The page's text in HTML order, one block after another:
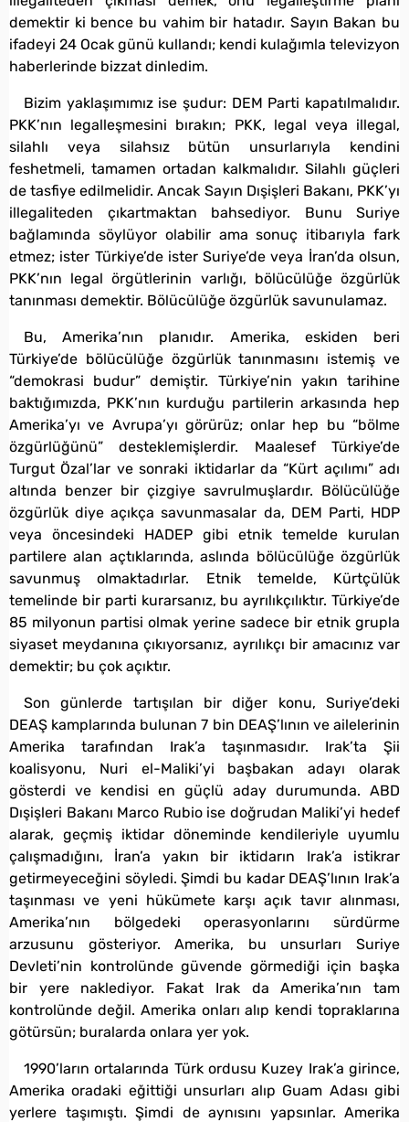
demektir ki bence bu vahim bir hatadır. Sayın Bakan bu
ifadeyi 24 Ocak günü kullandı; kendi kulağımla televizyon
haberlerinde bizzat dinledim.
Bizim yaklaşımımız ise şudur: DEM Parti kapatılmalıdır.
PKK’nın legalleşmesini bırakın; PKK, legal veya illegal,
silahlı veya silahsız bütün unsurlarıyla kendini
feshetmeli, tamamen ortadan kalkmalıdır. Silahlı güçleri
de tasfiye edilmelidir. Ancak Sayın Dışişleri Bakanı, PKK’yı
illegaliteden çıkartmaktan bahsediyor. Bunu Suriye
bağlamında söylüyor olabilir ama sonuç itibarıyla fark
etmez; ister Türkiye’de ister Suriye’de veya İran’da olsun,
PKK’nın legal örgütlerinin varlığı, bölücülüğe özgürlük
tanınması demektir. Bölücülüğe özgürlük savunulamaz.
Bu, Amerika’nın planıdır. Amerika, eskiden beri
Türkiye’de bölücülüğe özgürlük tanınmasını istemiş ve
“demokrasi budur” demiştir. Türkiye’nin yakın tarihine
baktığımızda, PKK’nın kurduğu partilerin arkasında hep
Amerika’yı ve Avrupa’yı görürüz; onlar hep bu “bölme
özgürlüğünü” desteklemişlerdir. Maalesef Türkiye’de
Turgut Özal’lar ve sonraki iktidarlar da “Kürt açılımı” adı
altında benzer bir çizgiye savrulmuşlardır. Bölücülüğe
özgürlük diye açıkça savunmasalar da, DEM Parti, HDP
veya öncesindeki HADEP gibi etnik temelde kurulan
partilere alan açtıklarında, aslında bölücülüğe özgürlük
savunmuş olmaktadırlar. Etnik temelde, Kürtçülük
temelinde bir parti kurarsanız, bu ayrılıkçılıktır. Türkiye’de
85 milyonun partisi olmak yerine sadece bir etnik grupla
siyaset meydanına çıkıyorsanız, ayrılıkçı bir amacınız var
demektir; bu çok açıktır.
Son günlerde tartışılan bir diğer konu, Suriye’deki
DEAŞ kamplarında bulunan 7 bin DEAŞ’lının ve ailelerinin
Amerika tarafından Irak’a taşınmasıdır. Irak’ta Şii
koalisyonu, Nuri el-Maliki’yi başbakan adayı olarak
gösterdi ve kendisi en güçlü aday durumunda. ABD
Dışişleri Bakanı Marco Rubio ise doğrudan Maliki’yi hedef
alarak, geçmiş iktidar döneminde kendileriyle uyumlu
çalışmadığını, İran’a yakın bir iktidarın Irak’a istikrar
getirmeyeceğini söyledi. Şimdi bu kadar DEAŞ’lının Irak’a
taşınması ve yeni hükümete karşı açık tavır alınması,
Amerika’nın bölgedeki operasyonlarını sürdürme
arzusunu gösteriyor. Amerika, bu unsurları Suriye
Devleti’nin kontrolünde güvende görmediği için başka
bir yere naklediyor. Fakat Irak da Amerika’nın tam
kontrolünde değil. Amerika onları alıp kendi topraklarına
götürsün; buralarda onlara yer yok.
1990’ların ortalarında Türk ordusu Kuzey Irak’a girince,
Amerika oradaki eğittiği unsurları alıp Guam Adası gibi
yerlere taşımıştı. Şimdi de aynısını yapsınlar. Amerika